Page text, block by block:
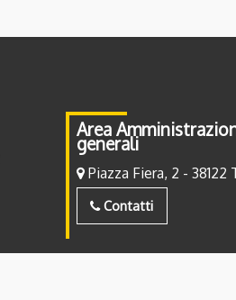
Area
generali
Piazza Fiera, 2 - 38122
Contatti